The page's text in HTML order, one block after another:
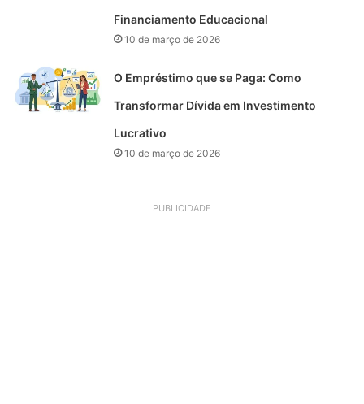
Financiamento Educacional
10 de março de 2026
O Empréstimo que se Paga: Como
Transformar Dívida em Investimento
Lucrativo
10 de março de 2026
PUBLICIDADE